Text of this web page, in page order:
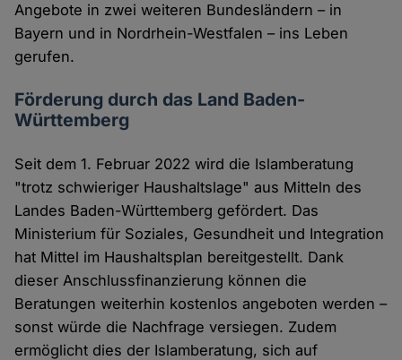
Angebote in zwei weiteren Bundesländern – in
Bayern und in Nordrhein-Westfalen – ins Leben
gerufen.
Förderung durch das Land Baden-
Württemberg
Seit dem 1. Februar 2022 wird die Islamberatung
"trotz schwieriger Haushaltslage" aus Mitteln des
Landes Baden-Württemberg gefördert. Das
Ministerium für Soziales, Gesundheit und Integration
hat Mittel im Haushaltsplan bereitgestellt. Dank
dieser Anschlussfinanzierung können die
Beratungen weiterhin kostenlos angeboten werden –
sonst würde die Nachfrage versiegen. Zudem
ermöglicht dies der Islamberatung, sich auf